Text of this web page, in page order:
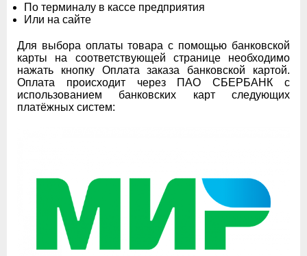
По терминалу в кассе предприятия
Или на сайте
Для выбора оплаты товара с помощью банковской
карты на соответствующей странице необходимо
нажать кнопку Оплата заказа банковской картой.
Оплата происходит через ПАО СБЕРБАНК с
использованием банковских карт следующих
платёжных систем: